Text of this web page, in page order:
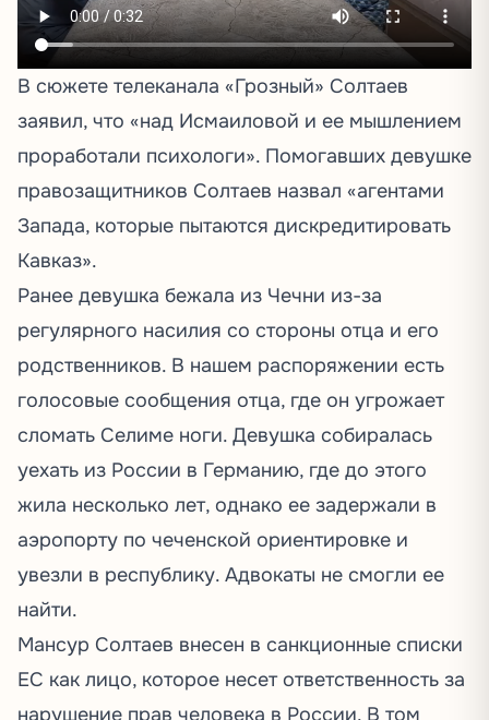
В сюжете телеканала «Грозный» Солтаев
заявил, что «над Исмаиловой и ее мышлением
проработали психологи». Помогавших девушке
правозащитников Солтаев назвал «агентами
Запада, которые пытаются дискредитировать
Кавказ».
Ранее девушка бежала из Чечни из-за
регулярного насилия со стороны отца и его
родственников. В нашем распоряжении есть
голосовые сообщения отца, где он угрожает
сломать Селиме ноги. Девушка собиралась
уехать из России в Германию, где до этого
жила несколько лет, однако ее задержали в
аэропорту по чеченской ориентировке и
увезли в республику. Адвокаты не смогли ее
найти.
Мансур Солтаев внесен в санкционные списки
ЕС как лицо, которое несет ответственность за
нарушение прав человека в России. В том